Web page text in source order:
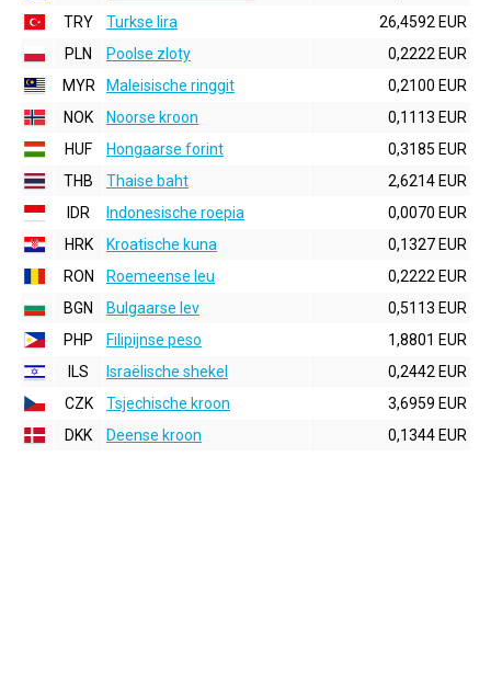
TRY
Turkse lira
26,4592 EUR
PLN
Poolse zloty
0,2222 EUR
MYR
Maleisische ringgit
0,2100 EUR
NOK
Noorse kroon
0,1113 EUR
HUF
Hongaarse forint
0,3185 EUR
THB
Thaise baht
2,6214 EUR
IDR
Indonesische roepia
0,0070 EUR
HRK
Kroatische kuna
0,1327 EUR
RON
Roemeense leu
0,2222 EUR
BGN
Bulgaarse lev
0,5113 EUR
PHP
Filipijnse peso
1,8801 EUR
ILS
Israëlische shekel
0,2442 EUR
CZK
Tsjechische kroon
3,6959 EUR
DKK
Deense kroon 0,1344 EUR